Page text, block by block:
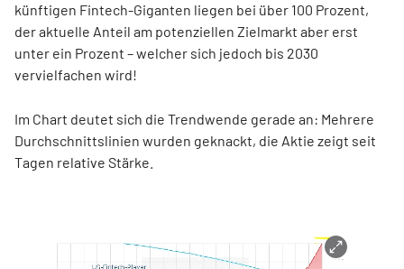
künftigen Fintech-Giganten liegen bei über 100 Prozent,
der aktuelle Anteil am potenziellen Zielmarkt aber erst
unter ein Prozent – welcher sich jedoch bis 2030
vervielfachen wird!
Im Chart deutet sich die Trendwende gerade an: Mehrere
Durchschnittslinien wurden geknackt, die Aktie zeigt seit
Tagen relative Stärke.